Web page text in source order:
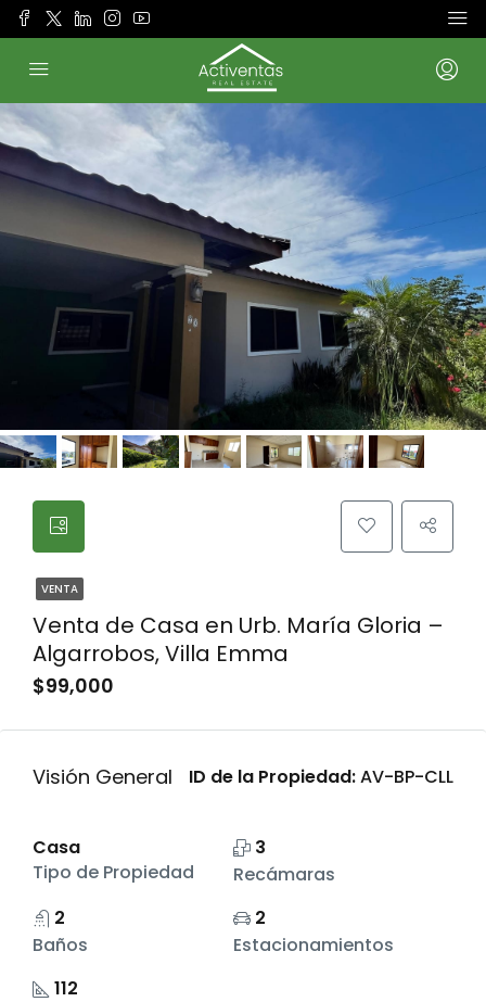
VENTA
Venta de Casa en Urb. María Gloria –
Algarrobos, Villa Emma
$99,000
Visión General ID de la Propiedad:AV-BP-CLL
Casa
Tipo de Propiedad
3
Recámaras
2
Baños
2
Estacionamientos
112